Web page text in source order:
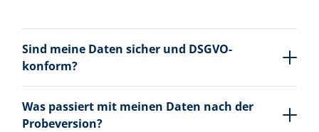
Sind meine Daten sicher und DSGVO-
konform?
Was passiert mit meinen Daten nach der
Probeversion?